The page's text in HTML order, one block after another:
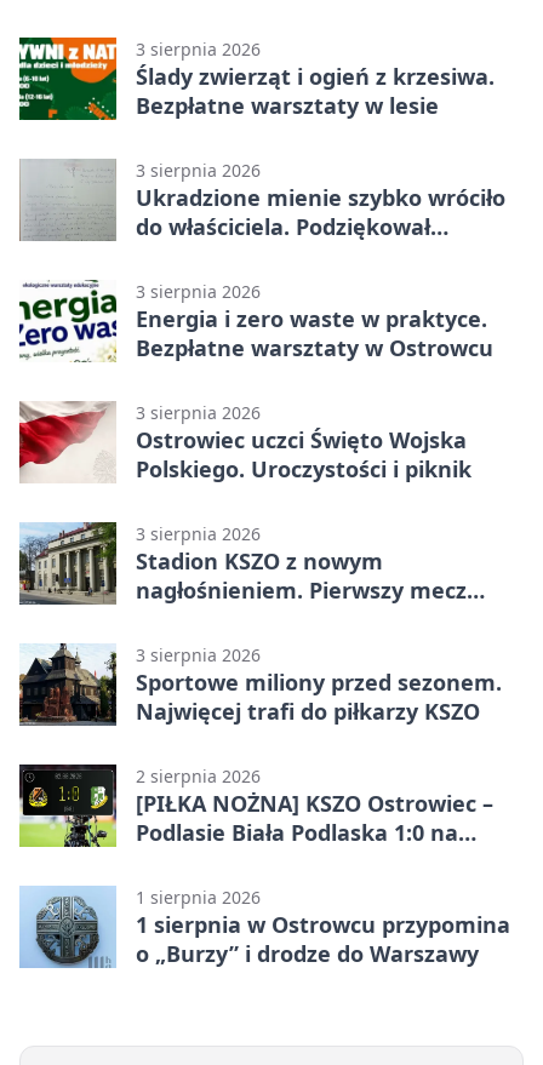
3 sierpnia 2026
Ślady zwierząt i ogień z krzesiwa.
Bezpłatne warsztaty w lesie
3 sierpnia 2026
Ukradzione mienie szybko wróciło
do właściciela. Podziękował
3 sierpnia 2026
Energia i zero waste w praktyce.
Bezpłatne warsztaty w Ostrowcu
3 sierpnia 2026
Ostrowiec uczci Święto Wojska
Polskiego. Uroczystości i piknik
3 sierpnia 2026
Stadion KSZO z nowym
nagłośnieniem. Pierwszy mecz
3 sierpnia 2026
Sportowe miliony przed sezonem.
Najwięcej trafi do piłkarzy KSZO
2 sierpnia 2026
[PIŁKA NOŻNA] KSZO Ostrowiec –
Podlasie Biała Podlaska 1:0 na
(Grupa IV)
1 sierpnia 2026
1 sierpnia w Ostrowcu przypomina
o „Burzy” i drodze do Warszawy